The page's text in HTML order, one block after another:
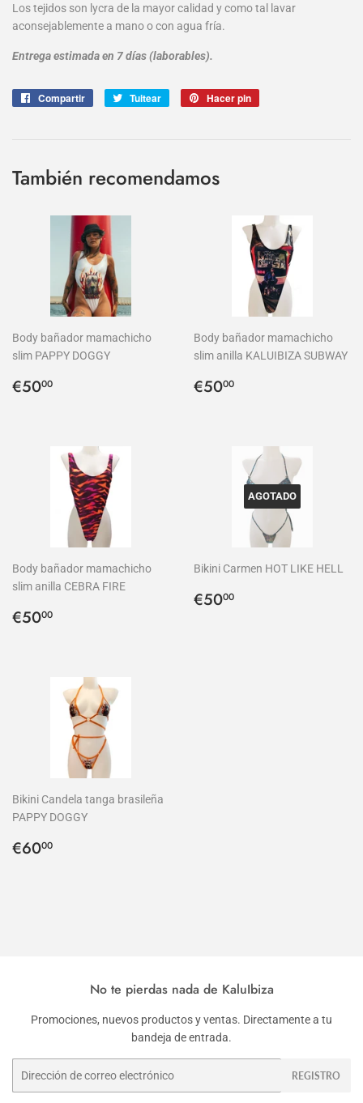
Los tejidos son lycra de la mayor calidad y como tal lavar
aconsejablemente a mano o con agua fría.
Entrega estimada en 7 días (laborables).
Compartir
CompartirTuitear
Tuitear Hacer pin
También recomendamos
Body bañador mamachicho
slim PAPPY DOGGY
Precio
€5000
Body bañador mamachicho
slim anilla KALUIBIZA SUBWAY
Precio
€5000
Body bañador mamachicho
slim anilla CEBRA FIRE
Precio
€5000
AGOTADO
Bikini Carmen HOT LIKE HELL
Precio
€5000
Bikini Candela tanga brasileña
PAPPY DOGGY
Precio
€6000
No te pierdas nada de KaluIbiza
Promociones, nuevos productos y ventas. Directamente a tu
bandeja de entrada.
REGISTRO